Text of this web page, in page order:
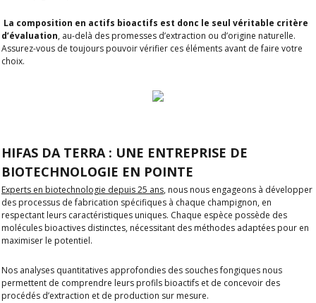
La composition en actifs bioactifs est donc le seul véritable critère
d’évaluation, au-delà des promesses d’extraction ou d’origine naturelle.
Assurez-vous de toujours pouvoir vérifier ces éléments avant de faire votre
choix.
HIFAS DA TERRA : UNE ENTREPRISE DE
BIOTECHNOLOGIE EN POINTE
Experts en biotechnologie depuis 25 ans, nous nous engageons à développer
des processus de fabrication spécifiques à chaque champignon, en
respectant leurs caractéristiques uniques. Chaque espèce possède des
molécules bioactives distinctes, nécessitant des méthodes adaptées pour en
maximiser le potentiel.
Nos analyses quantitatives approfondies des souches fongiques nous
permettent de comprendre leurs profils bioactifs et de concevoir des
procédés d’extraction et de production sur mesure.